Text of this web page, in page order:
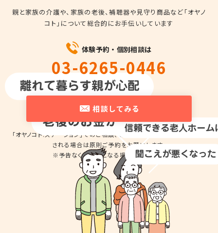
親と家族の介護や、家族の老後、補聴器や見守り商品など「オヤノ
コト」について総合的にお手伝いしています
体験予約・個別相談は
03-6265-0446
平日10時～18時
相談してみる
「オヤノコト.ステーション」でのご相談、商品のお試しのため来店を希望
される場合は原則ご予約をお願いします。
※予告なくお休みとなる場合があります。